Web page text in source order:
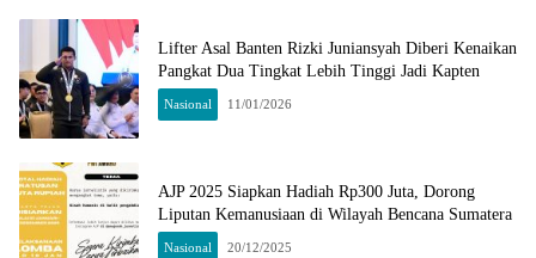
Lifter Asal Banten Rizki Juniansyah Diberi Kenaikan
Pangkat Dua Tingkat Lebih Tinggi Jadi Kapten
Nasional 11/01/2026
AJP 2025 Siapkan Hadiah Rp300 Juta, Dorong
Liputan Kemanusiaan di Wilayah Bencana Sumatera
Nasional 20/12/2025